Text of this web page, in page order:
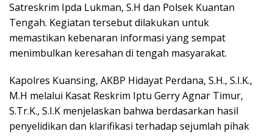
Satreskrim Ipda Lukman, S.H dan Polsek Kuantan
Tengah. Kegiatan tersebut dilakukan untuk
memastikan kebenaran informasi yang sempat
menimbulkan keresahan di tengah masyarakat.
Kapolres Kuansing, AKBP Hidayat Perdana, S.H., S.I.K.,
M.H melalui Kasat Reskrim Iptu Gerry Agnar Timur,
S.Tr.K., S.I.K menjelaskan bahwa berdasarkan hasil
penyelidikan dan klarifikasi terhadap sejumlah pihak